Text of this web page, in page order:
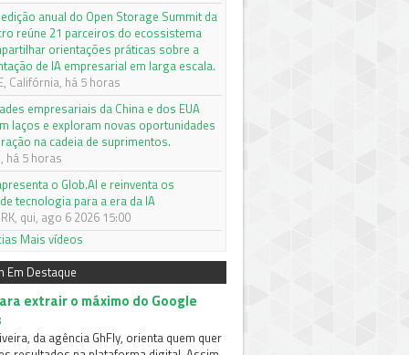
anual do Open Storage Summit da
reúne 21 parceiros do ecossistema
orientações práticas sobre a
de IA empresarial em larga escala.
Califórnia, há 5 horas
empresariais da China e dos EUA
laços e exploram novas oportunidades
na cadeia de suprimentos.
há 5 horas
o Glob.AI e reinventa os
tecnologia para a era da IA
qui, ago 6 2026 15:00
Mais vídeos
Em Destaque
extrair o máximo do Google
da agência GhFly, orienta quem quer